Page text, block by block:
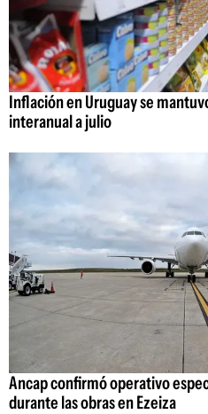
Inflación en Uruguay se
interanual a julio
Ancap confirmó operativo
durante las obras en Ezeiza